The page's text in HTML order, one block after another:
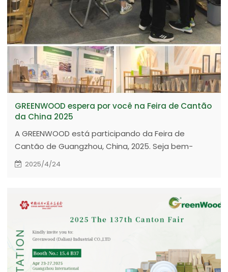
GREENWOOD espera por você na Feira de Cantão
da China 2025
A GREENWOOD está participando da Feira de
Cantão de Guangzhou, China, 2025. Seja bem-
vindo, estaremos esperando por você aqui.
2025/4/24